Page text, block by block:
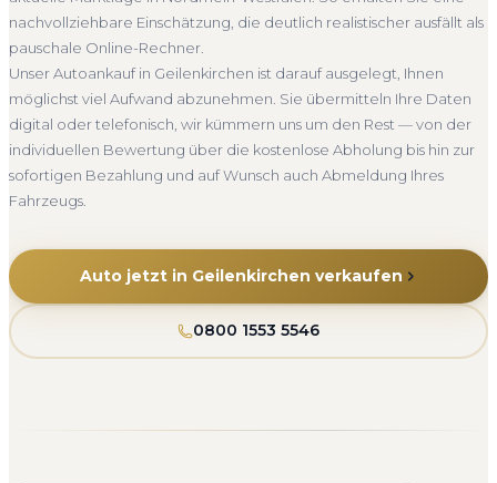
Seit 2010 4.800+ Ankäufe
Komplettservice
Nordrhein-Westfalen
nachvollziehbare Einschätzung, die deutlich realistischer ausfällt als
pauschale Online-Rechner.
Unser Autoankauf in Geilenkirchen ist darauf ausgelegt, Ihnen
möglichst viel Aufwand abzunehmen. Sie übermitteln Ihre Daten
digital oder telefonisch, wir kümmern uns um den Rest — von der
individuellen Bewertung über die kostenlose Abholung bis hin zur
sofortigen Bezahlung und auf Wunsch auch Abmeldung Ihres
Fahrzeugs.
Auto jetzt in Geilenkirchen verkaufen
0800 1553 5546